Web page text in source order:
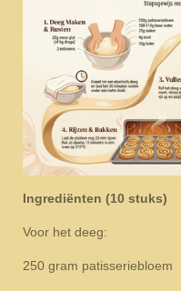
Ingrediënten (10 stuks)
Voor het deeg:
250 gram patisseriebloem